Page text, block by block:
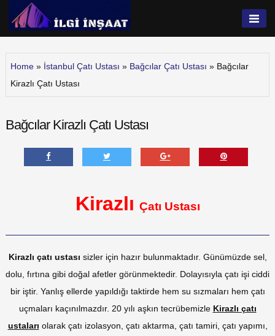
İlgi İnşaat
Home » İstanbul Çatı Ustası » Bağcılar Çatı Ustası » Bağcılar
Kirazlı Çatı Ustası
Bağcılar Kirazlı Çatı Ustası
Kirazlı Çatı Ustası
Kirazlı çatı ustası sizler için hazır bulunmaktadır. Günümüzde sel,
dolu, fırtına gibi doğal afetler görünmektedir. Dolayısıyla çatı işi ciddi
bir iştir. Yanlış ellerde yapıldığı taktirde hem su sızmaları hem çatı
uçmaları kaçınılmazdır. 20 yılı aşkın tecrübemizle Kirazlı çatı
ustaları olarak çatı izolasyon, çatı aktarma, çatı tamiri, çatı yapımı,